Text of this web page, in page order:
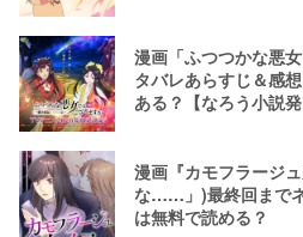
漫画「ふつつかな悪
タバレあらすじ＆感
ある？【なろう小説発
漫画『カモフラージ
な……」)最終回まで
は無料で読める？